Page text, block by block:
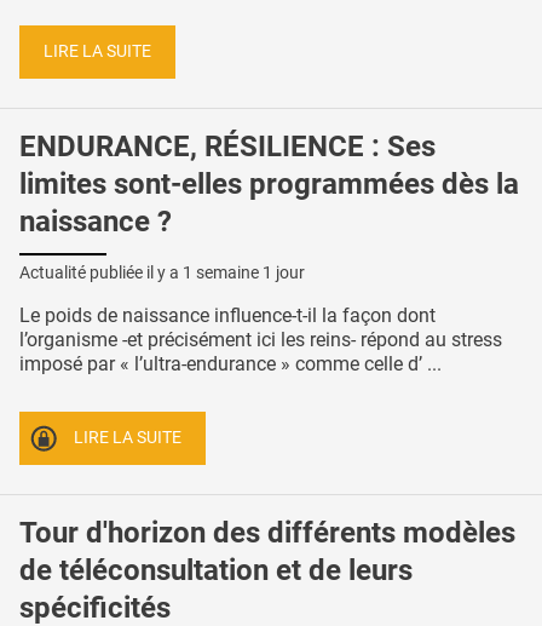
LIRE LA SUITE
ENDURANCE, RÉSILIENCE : Ses
limites sont-elles programmées dès la
naissance ?
Actualité publiée il y a 1 semaine 1 jour
Le poids de naissance influence-t-il la façon dont
l’organisme -et précisément ici les reins- répond au stress
imposé par « l’ultra-endurance » comme celle d’ ...
LIRE LA SUITE
Tour d'horizon des différents modèles
de téléconsultation et de leurs
spécificités